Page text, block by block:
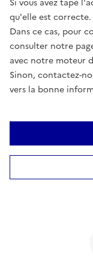
Si vous avez tapé
qu'elle est correcte.
Dans ce cas, pour
consulter notre
avec notre moteur
Sinon, contactez-
vers la bonne